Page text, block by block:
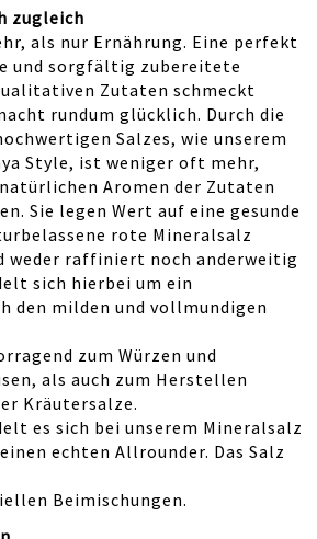
zugleich
als nur Ernährung. Eine perfekt
und sorgfältig zubereitete
Zutaten schmeckt
rundum glücklich. Durch die
Salzes, wie unserem
Style, ist weniger oft mehr,
Aromen der Zutaten
Sie legen Wert auf eine gesunde
rote Mineralsalz
weder raffiniert noch anderweitig
sich hierbei um ein
den milden und vollmundigen
zum Würzen und
als auch zum Herstellen
Kräutersalze.
es sich bei unserem Mineralsalz
echten Allrounder. Das Salz
Beimischungen.